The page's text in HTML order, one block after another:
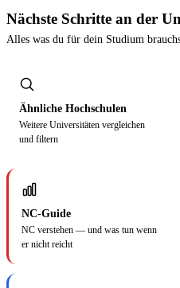
Nächste Schritte an der
Alles was du für dein Studium
Ähnliche Hochschulen
Weitere Universitäten vergleichen
und filtern
NC-Guide
NC verstehen — und was tun wenn
er nicht reicht